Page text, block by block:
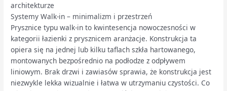
architekturze
Systemy Walk-in – minimalizm i przestrzeń
Prysznice typu walk-in to kwintesencja nowoczesności w
kategorii łazienki z prysznicem aranżacje. Konstrukcja ta
opiera się na jednej lub kilku taflach szkła hartowanego,
montowanych bezpośrednio na podłodze z odpływem
liniowym. Brak drzwi i zawiasów sprawia, że konstrukcja jest
niezwykle lekka wizualnie i łatwa w utrzymaniu czystości. Co